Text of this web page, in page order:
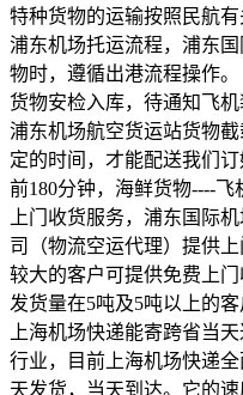
特种货物的运输按照民航有
浦东机场托运流程，浦东
物时，遵循出港流程操作。
货物安检入库，待通知飞机
浦东机场航空货运站货物
定的时间，才能配送我们
前180分钟，海鲜货物----飞
上门收货服务，浦东国际
司（物流空运代理）提供
较大的客户可提供免费上
发货量在5吨及5吨以上的客
上海机场快递能寄跨省当
行业，目前上海机场快递
天发货，当天到达。它的